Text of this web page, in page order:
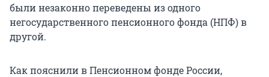
были незаконно переведены из одного
негосударственного пенсионного фонда (НПФ) в
другой.
Как пояснили в Пенсионном фонде России,